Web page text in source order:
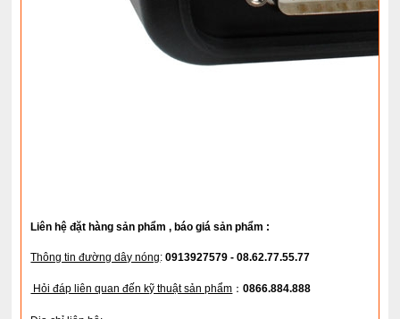
Liên hệ đặt hàng sản phẩm , báo giá sản phẩm :
Thông tin đường dây nóng:0913927579 - 08.62.77.55.77
Hỏi đáp liên quan đến kỹ thuật sản phẩm ：0866.884.888